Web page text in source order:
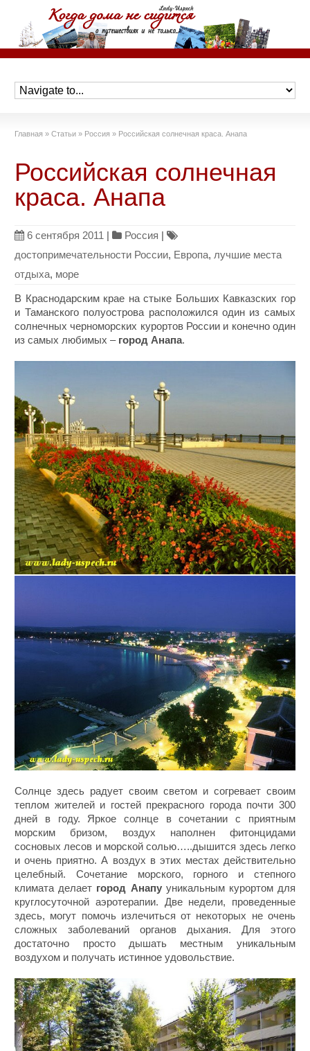
Главная » Статьи » Россия » Российская солнечная краса. Анапа
Российская солнечная
краса. Анапа
6 сентября 2011 | Россия |
достопримечательности России, Европа, лучшие места
отдыха, море
В Краснодарским крае на стыке Больших Кавказских гор
и Таманского полуострова расположился один из самых
солнечных черноморских курортов России и конечно один
из самых любимых – город Анапа.
Солнце здесь радует своим светом и согревает своим
теплом жителей и гостей прекрасного города почти 300
дней в году. Яркое солнце в сочетании с приятным
морским бризом, воздух наполнен фитонцидами
сосновых лесов и морской солью…..дышится здесь легко
и очень приятно. А воздух в этих местах действительно
целебный. Сочетание морского, горного и степного
климата делает город Анапууникальным курортом для
круглосуточной аэротерапии. Две недели, проведенные
здесь, могут помочь излечиться от некоторых не очень
сложных заболеваний органов дыхания. Для этого
достаточно просто дышать местным уникальным
воздухом и получать истинное удовольствие.